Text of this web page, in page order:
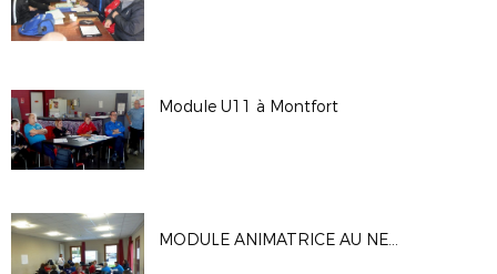
Module U11 à Montfort
MODULE ANIMATRICE AU NEUBOURG